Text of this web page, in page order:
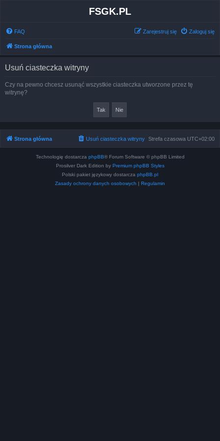
FSGK.PL
FAQ Zaloguj się
Zarejestruj się
Strona główna
Usuń ciasteczka witryny
Czy na pewno chcesz usunąć wszystkie ciasteczka utworzone przez tę
witrynę?
Strona główna Strefa czasowa UTC+02:00
Usuń ciasteczka witryny
Technologię dostarcza phpBB® Forum Software © phpBB Limited
Prosilver Dark Edition by Premium phpBB Styles
Polski pakiet językowy dostarcza phpBB.pl
Zasady ochrony danych osobowych | Regulamin